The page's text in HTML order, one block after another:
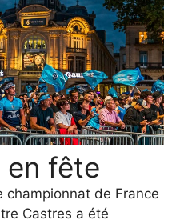
en fête
championnat de France
Castres a été